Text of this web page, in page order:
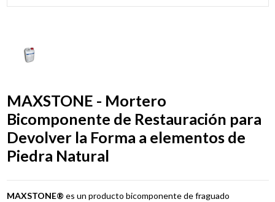
MAXSTONE - Mortero
Bicomponente de Restauración para
Devolver la Forma a elementos de
Piedra Natural
MAXSTONE® es un producto bicomponente de fraguado